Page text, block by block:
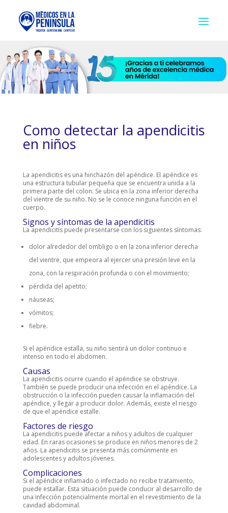
Como detectar la apendicitis
en niños
La apendicitis es una hinchazón del apéndice. El apéndice es
una estructura tubular pequeña que se encuentra unida a la
primera parte del colon. Se ubica en la zona inferior derecha
del vientre de su niño. No se le conoce ninguna función en el
cuerpo.
Signos y síntomas de la apendicitis
La apendicitis puede presentarse con los siguientes síntomas:
dolor alrededor del ombligo o en la zona inferior derecha
del vientre, que empeora al ejercer una presión leve en la
zona, con la respiración profunda o con el movimiento;
pérdida del apetito;
náuseas;
vómitos;
fiebre.
Si el apéndice estalla, su niño sentirá un dolor continuo e
intenso en todo el abdomen.
Causas
La apendicitis ocurre cuando el apéndice se obstruye.
También se puede producir una infección en el apéndice. La
obstrucción o la infección pueden causar la inflamación del
apéndice, y llegar a producir dolor. Además, existe el riesgo
de que el apéndice estalle.
Factores de riesgo
La apendicitis puede afectar a niños y adultos de cualquier
edad. En raras ocasiones se produce en niños menores de 2
años. La apendicitis se presenta más comúnmente en
adolescentes y adultos jóvenes.
Complicaciones
Si el apéndice inflamado o infectado no recibe tratamiento,
puede estallar. Esta situación puede conducir al desarrollo de
una infección potencialmente mortal en el revestimiento de la
cavidad abdominal.